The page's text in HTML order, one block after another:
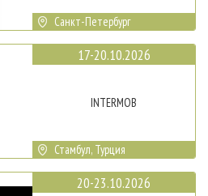
Санкт-Петербург
17-20.10.2026
INTERMOB
Стамбул, Турция
20-23.10.2026